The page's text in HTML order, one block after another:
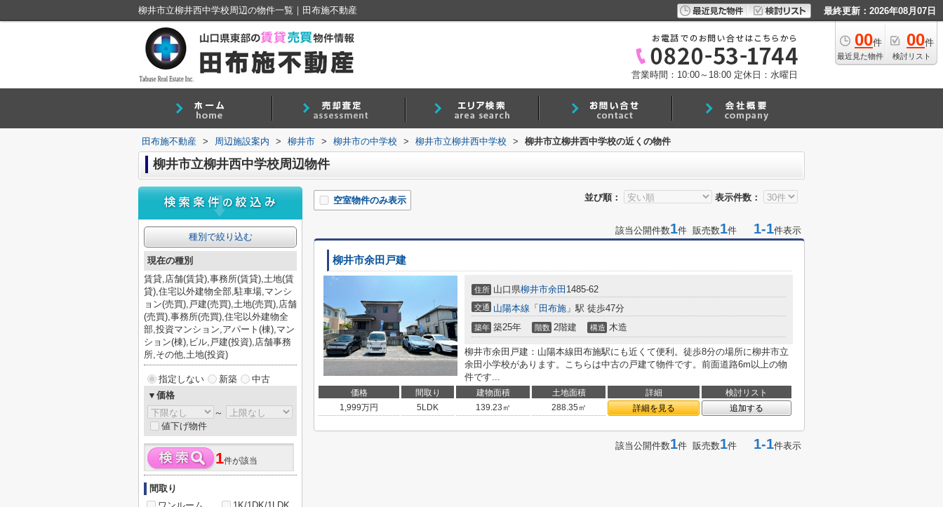
柳井市立柳井西中学校周辺の物件一覧｜田布施不動産 最終更新：2026年08月07日
00件
最近見た物件
00件
検討リスト
営業時間：10:00～18:00 定休日：水曜日
田布施不動産 > 周辺施設案内 > 柳井市 > 柳井市の中学校 > 柳井市立柳井西中学校 > 柳井市立柳井西中学校の近くの物件
柳井市立柳井西中学校周辺物件
並び順： 表示件数：
空室物件のみ表示
該当公開件数1件 販売数1件 1-1件表示
柳井市余田戸建
住所 山口県柳井市余田 1485-62
交通 山陽本線 「 田布施 」駅 徒歩47分
築年 築25年 階数 2階建 構造 木造
柳井市余田戸建：山陽本線田布施駅にも近くて便利。徒歩8分の場所に柳井市立
余田小学校があります。こちらは中古の戸建て物件です。前面道路6m以上の物
件です...
価格 間取り 建物面積 土地面積 詳細
検討リスト
1,999万円 5LDK 139.23㎡ 288.35㎡ 詳細を見る 追加する
該当公開件数1件 販売数1件 1-1件表示
種別で絞り込む
現在の種別
賃貸,店舗(賃貸),事務所(賃貸),土地(賃
貸),住宅以外建物全部,駐車場,マンシ
ョン(売買),戸建(売買),土地(売買),店舗
(売買),事務所(売買),住宅以外建物全
部,投資マンション,アパート(棟),マン
ション(棟),ビル,戸建(投資),店舗事務
所,その他,土地(投資)
指定しない 新築
中古
▼価格
～
値下げ物件
1件が該当
間取り